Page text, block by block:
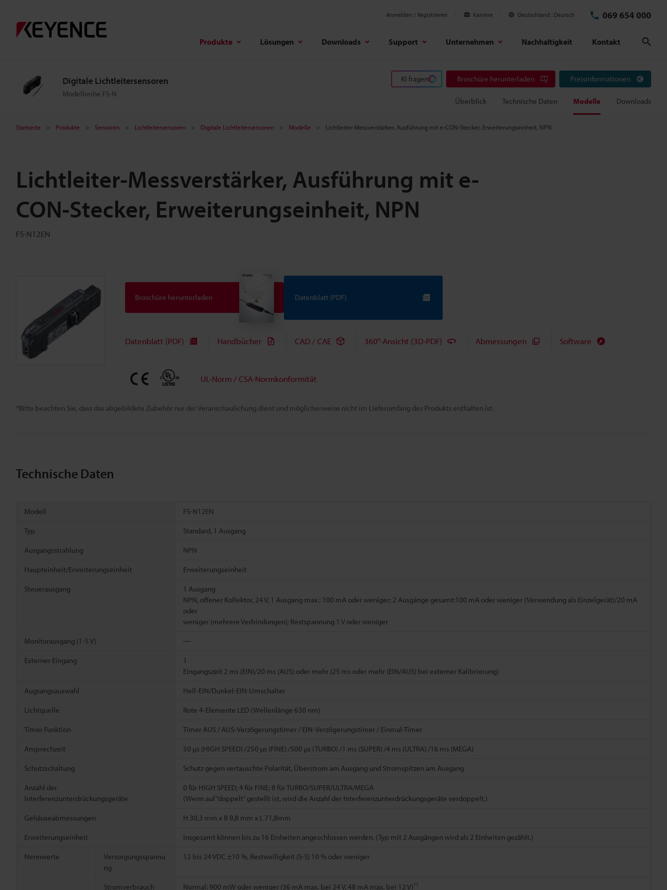
Anmelden / Registrieren Karriere Deutschland Deutsch 069 654 000
Produkte Lösungen Downloads Support Unternehmen Nachhaltigkeit Kontakt
Digitale Lichtleitersensoren
Modellreihe FS-N
KI fragen Broschüre herunterladen Preisinformationen
Überblick Technische Daten Modelle Downloads
Startseite Produkte Sensoren Lichtleitersensoren Digitale Lichtleitersensoren Modelle Lichtleiter-Messverstärker, Ausführung mit e-CON-Stecker, Erweiterungseinheit, NPN
Lichtleiter-Messverstärker, Ausführung mit e-
CON-Stecker, Erweiterungseinheit, NPN
FS-N12EN
*Bitte beachten Sie, dass das abgebildete Zubehör nur der Veranschaulichung dient und möglicherweise nicht im Lieferumfang des Produkts enthalten ist.
Broschüre herunterladen Datenblatt (PDF)
Datenblatt (PDF) Handbücher CAD / CAE 360°-Ansicht (3D-PDF) Abmessungen Software
UL-Norm / CSA-Normkonformität
Technische Daten
Modell FS-N12EN
Typ Standard, 1 Ausgang
Ausgangsstrahlung NPN
Haupteinheit/Erweiterungseinheit Erweiterungseinheit
Steuerausgang
1 Ausgang
NPN, offener Kollektor, 24 V, 1 Ausgang max.: 100 mA oder weniger; 2 Ausgänge gesamt:100 mA oder weniger (Verwendung als Einzelgerät)/20 mA
oder
weniger (mehrere Verbindungen); Restspannung 1 V oder weniger
Monitorausgang (1-5 V) ―
Externer Eingang
1
Eingangszeit 2 ms (EIN)/20 ms (AUS) oder mehr (25 ms oder mehr (EIN/AUS) bei externer Kalibrierung)
Augsangsauswahl Hell-EIN/Dunkel-EIN-Umschalter
Lichtquelle Rote 4-Elemente LED (Wellenlänge 630 nm)
Timer Funktion Timer AUS / AUS-Verzögerungstimer / EIN-Verzögerungstimer / Einmal-Timer
Ansprechzeit 50 µs (HIGH SPEED) /250 µs (FINE) /500 µs (TURBO) /1 ms (SUPER) /4 ms (ULTRA) /16 ms (MEGA)
Schutzschaltung Schutz gegen vertauschte Polarität, Überstrom am Ausgang und Stromspitzen am Ausgang
Anzahl der
Interferenzunterdrückungsgeräte
0 für HIGH SPEED; 4 für FINE; 8 für TURBO/SUPER/ULTRA/MEGA
(Wenn auf “doppelt” gestellt ist, wird die Anzahl der Interferenzunterdrückungsgeräte verdoppelt.)
Gehäuseabmessungen H 30,3 mm x B 9,8 mm x L 71,8mm
Erweiterungseinheit Insgesamt können bis zu 16 Einheiten angeschlossen werden. (Typ mit 2 Ausgängen wird als 2 Einheiten gezählt.)
Nennwerte
Versorgungsspannu
ng
12 bis 24 VDC ±10 %, Restwelligkeit (S-S) 10 % oder weniger
Stromverbrauch Normal: 900 mW oder weniger (36 mA max. bei 24 V, 48 mA max. bei 12 V)*1